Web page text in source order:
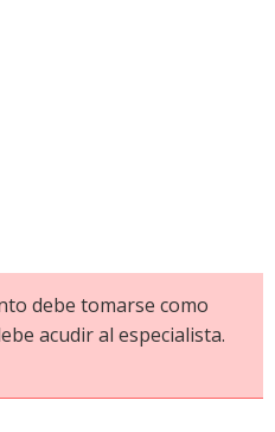
debe tomarse como
acudir al especialista.